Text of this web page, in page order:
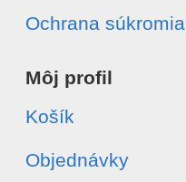
Ochrana súkromia
Môj profil
Košík
Objednávky